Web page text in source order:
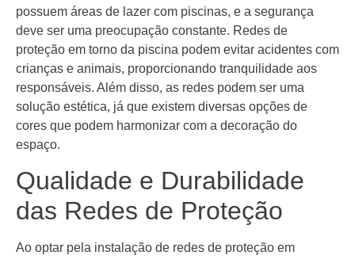
possuem áreas de lazer com piscinas, e a segurança
deve ser uma preocupação constante. Redes de
proteção em torno da piscina podem evitar acidentes com
crianças e animais, proporcionando tranquilidade aos
responsáveis. Além disso, as redes podem ser uma
solução estética, já que existem diversas opções de
cores que podem harmonizar com a decoração do
espaço.
Qualidade e Durabilidade
das Redes de Proteção
Ao optar pela instalação de redes de proteção em